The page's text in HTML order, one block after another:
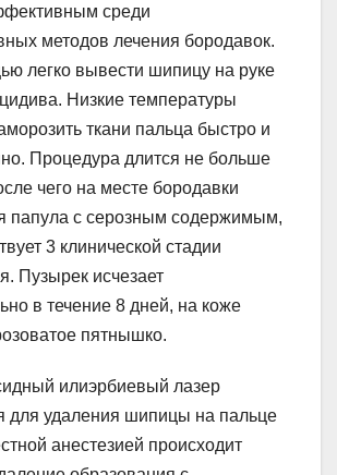
среди
методов лечения бородавок.
легко вывести шипицу на руке
Низкие температуры
ткани пальца быстро и
Процедура длится не больше
чего на месте бородавки
папула с серозным содержимым,
3 клинической стадии
Пузырек исчезает
в течение 8 дней, на коже
пятнышко.
илиэрбиевый лазер
для удаления шипицы на пальце
анестезией происходит